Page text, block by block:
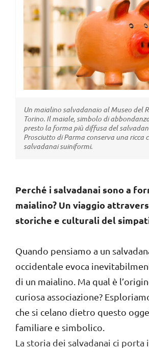
Image
Perché i salvadanai sono a
maialino? Un viaggio
storiche e culturali del
Quando pensiamo a un
occidentale evoca
di un maialino. Ma qual è
curiosa associazione?
che si celano dietro questo
familiare e simbolico.
La storia dei salvadanai ci porta